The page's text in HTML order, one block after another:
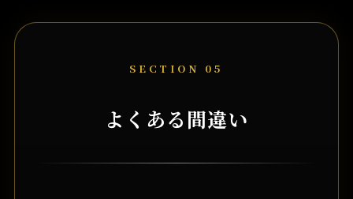
SECTION 05
よくある間違い